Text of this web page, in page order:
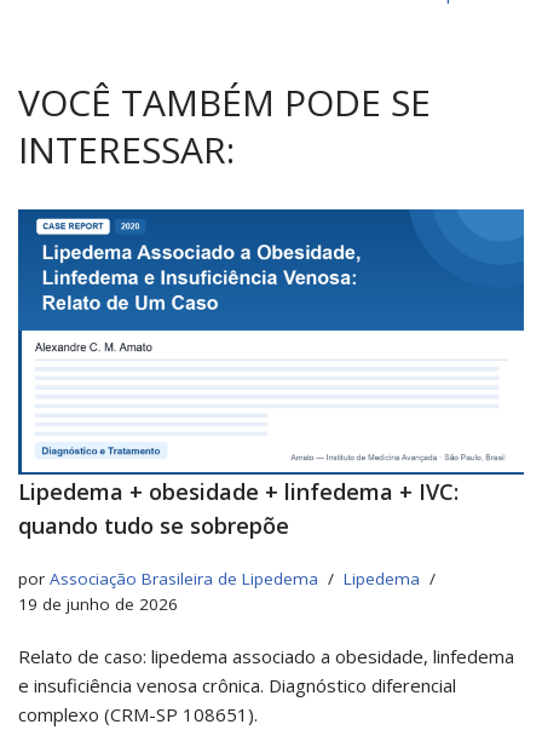
VOCÊ TAMBÉM PODE SE
INTERESSAR:
Lipedema + obesidade + linfedema + IVC:
quando tudo se sobrepõe
por Associação Brasileira de Lipedema
Lipedema
19 de junho de 2026
Relato de caso: lipedema associado a obesidade, linfedema
e insuficiência venosa crônica. Diagnóstico diferencial
complexo (CRM-SP 108651).